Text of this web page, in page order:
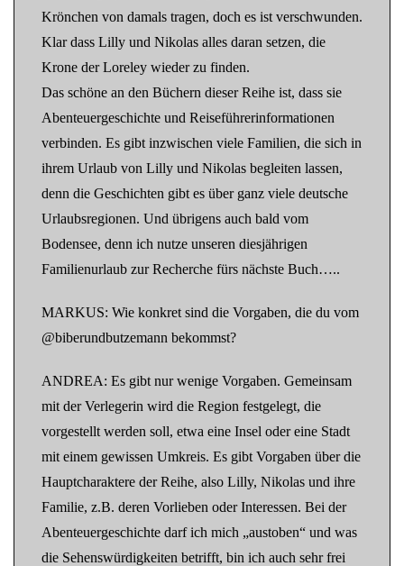
Krönchen von damals tragen, doch es ist verschwunden.
Klar dass Lilly und Nikolas alles daran setzen, die
Krone der Loreley wieder zu finden.
Das schöne an den Büchern dieser Reihe ist, dass sie
Abenteuergeschichte und Reiseführerinformationen
verbinden. Es gibt inzwischen viele Familien, die sich in
ihrem Urlaub von Lilly und Nikolas begleiten lassen,
denn die Geschichten gibt es über ganz viele deutsche
Urlaubsregionen. Und übrigens auch bald vom
Bodensee, denn ich nutze unseren diesjährigen
Familienurlaub zur Recherche fürs nächste Buch…..
MARKUS: Wie konkret sind die Vorgaben, die du vom
@biberundbutzemann bekommst?
ANDREA: Es gibt nur wenige Vorgaben. Gemeinsam
mit der Verlegerin wird die Region festgelegt, die
vorgestellt werden soll, etwa eine Insel oder eine Stadt
mit einem gewissen Umkreis. Es gibt Vorgaben über die
Hauptcharaktere der Reihe, also Lilly, Nikolas und ihre
Familie, z.B. deren Vorlieben oder Interessen. Bei der
Abenteuergeschichte darf ich mich „austoben“ und was
die Sehenswürdigkeiten betrifft, bin ich auch sehr frei